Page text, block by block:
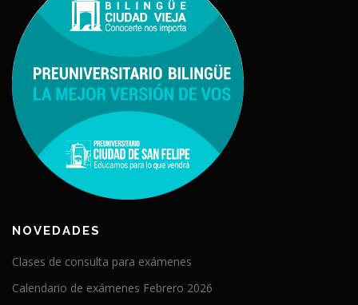
NOVEDADES
Clases de consulta para exámenes
Calendario de exámenes Febrero 2026